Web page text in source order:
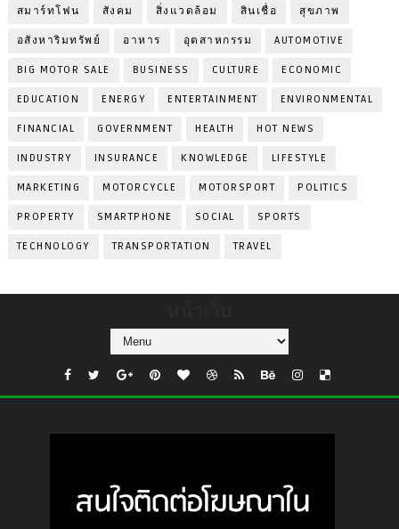
สมาร์ทโฟน สังคม สิ่งแวดล้อม สินเชื่อ สุขภาพ
อสังหาริมทรัพย์ อาหาร อุตสาหกรรม AUTOMOTIVE
BIG MOTOR SALE BUSINESS CULTURE ECONOMIC
EDUCATION ENERGY ENTERTAINMENT ENVIRONMENTAL
FINANCIAL GOVERNMENT HEALTH HOT NEWS
INDUSTRY INSURANCE KNOWLEDGE LIFESTYLE
MARKETING MOTORCYCLE MOTORSPORT POLITICS
PROPERTY SMARTPHONE SOCIAL SPORTS
TECHNOLOGY TRANSPORTATION TRAVEL